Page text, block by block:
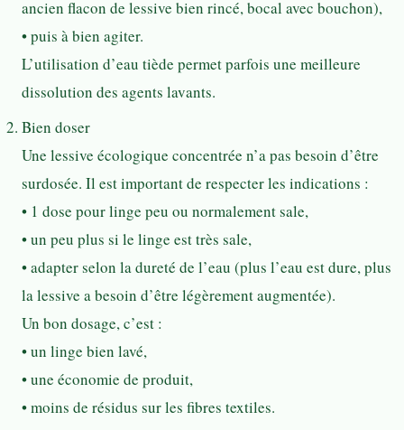
ancien flacon de lessive bien rincé, bocal avec bouchon),
• puis à bien agiter.
L’utilisation d’eau tiède permet parfois une meilleure
dissolution des agents lavants.
Bien doser
Une lessive écologique concentrée n’a pas besoin d’être
surdosée. Il est important de respecter les indications :
• 1 dose pour linge peu ou normalement sale,
• un peu plus si le linge est très sale,
• adapter selon la dureté de l’eau (plus l’eau est dure, plus
la lessive a besoin d’être légèrement augmentée).
Un bon dosage, c’est :
• un linge bien lavé,
• une économie de produit,
• moins de résidus sur les fibres textiles.